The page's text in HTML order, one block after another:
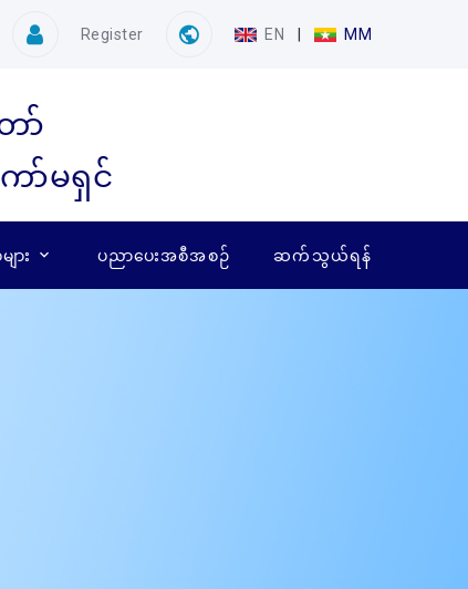
Register EN | MM
ာ်
ာ်မရှင်
ား ပညာပေးအစီအစဉ် ဆက်သွယ်ရန်